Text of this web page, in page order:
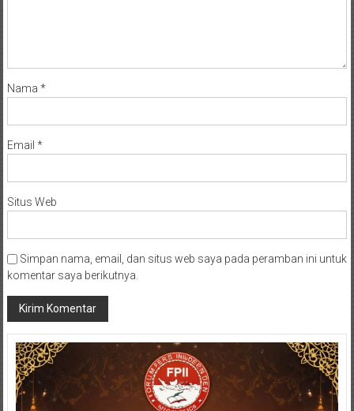
Nama *
Email *
Situs Web
Simpan nama, email, dan situs web saya pada peramban ini untuk
komentar saya berikutnya.